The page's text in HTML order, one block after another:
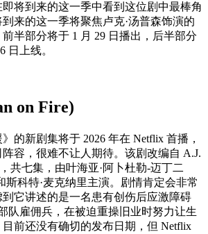
将到来的这一季中看到这位剧中最棒角
来的这一季将聚焦卢克·汤普森饰演的
半部分将于 1 月 29 日播出，后半部分
日上线。
on Fire)
的新剧集将于 2026 年在 Netflix 首播，
容，很难不让人期待。该剧改编自 A.J.
共七集，由叶海亚·阿卜杜勒-迈丁二
斯科特·麦克纳里主演。剧情肯定会非常
它讲述的是一名患有创伤后应激障碍
队雇佣兵，在被迫重操旧业时努力让生
前还没有确切的发布日期，但 Netflix